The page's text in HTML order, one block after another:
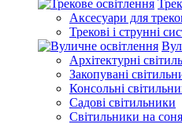
Аксесуари для
Трекові і струнні
Архітектурні
Закопувані
Консольні
Садові світильники
Світильники на